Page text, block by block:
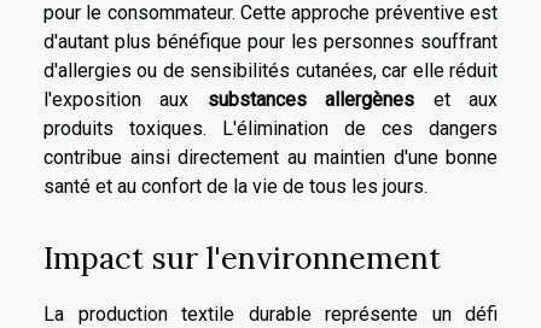
pour le consommateur. Cette approche préventive est
d'autant plus bénéfique pour les personnes souffrant
d'allergies ou de sensibilités cutanées, car elle réduit
l'exposition aux substances allergènes et aux
produits toxiques. L'élimination de ces dangers
contribue ainsi directement au maintien d'une bonne
santé et au confort de la vie de tous les jours.
Impact sur l'environnement
La production textile durable représente un défi